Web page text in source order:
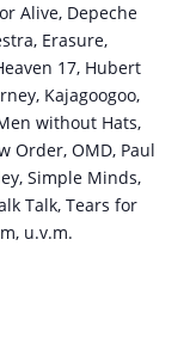
Alive, Depeche
Erasure,
17, Hubert
Kajagoogoo,
without Hats,
Order, OMD, Paul
Simple Minds,
Talk, Tears for
u.v.m.